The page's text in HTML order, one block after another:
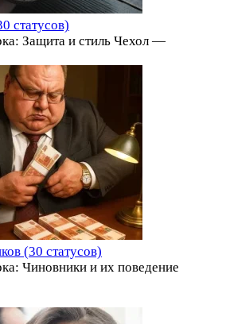
статусов)
Защита и стиль Чехол —
(30 статусов)
Чиновники и их поведение